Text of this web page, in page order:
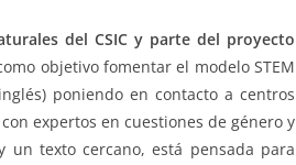
del CSIC y parte del proyecto
objetivo fomentar el modelo STEM
poniendo en contacto a centros
expertos en cuestiones de género y
un texto cercano, está pensada para